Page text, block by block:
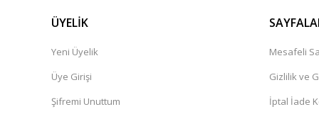
ÜYELİK
Yeni Üyelik
Üye Girişi
Şifremi Unuttum
Mesafeli
Gizlilik ve
İptal İade